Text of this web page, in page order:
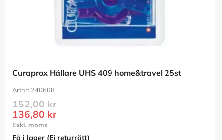
Curaprox Hållare UHS 409 home&travel 25st
240608
136,80 kr
152,00kr
Få i lager (Ej returrätt)